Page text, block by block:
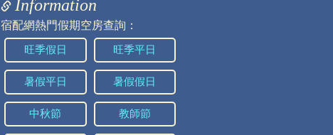
2025/06/28 17:57:36
2025/02/23 19:50:21
Information
宿配網熱門假期空房查詢：
旺季假日 旺季平日
暑假平日 暑假假日
中秋節 教師節